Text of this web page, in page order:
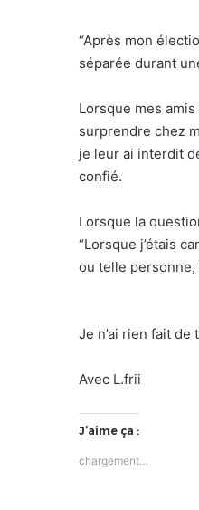
“Après mon
séparée durant
Lorsque mes
surprendre chez
je leur ai interdit
confié.
Lorsque la
“Lorsque j’étais
ou telle
Je n’ai rien fait de
Avec L.frii
J’aime ça :
chargement…